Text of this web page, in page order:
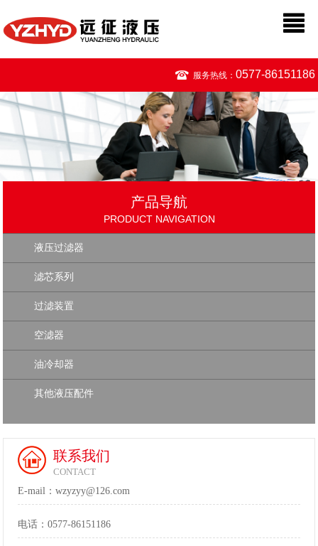
服务热线： 0577-86151186
产品导航
PRODUCT NAVIGATION
液压过滤器
滤芯系列
过滤装置
空滤器
油冷却器
其他液压配件
联系我们
CONTACT
E-mail：wzyzyy@126.com
电话：0577-86151186